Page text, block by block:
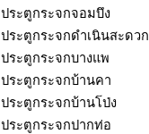
ประตูกระจกจอมบึง
ประตูกระจกดำเนินสะดวก
ประตูกระจกบางแพ
ประตูกระจกบ้านคา
ประตูกระจกบ้านโป่ง
ประตูกระจกปากท่อ